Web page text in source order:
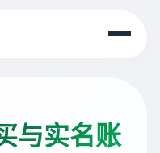
与实名账